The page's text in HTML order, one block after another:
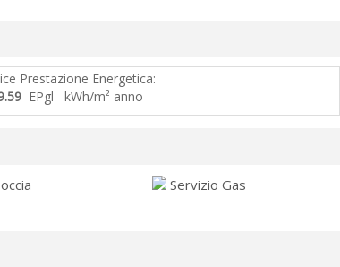
Prestazione Energetica:
EPgl kWh/m² anno
Servizio Gas